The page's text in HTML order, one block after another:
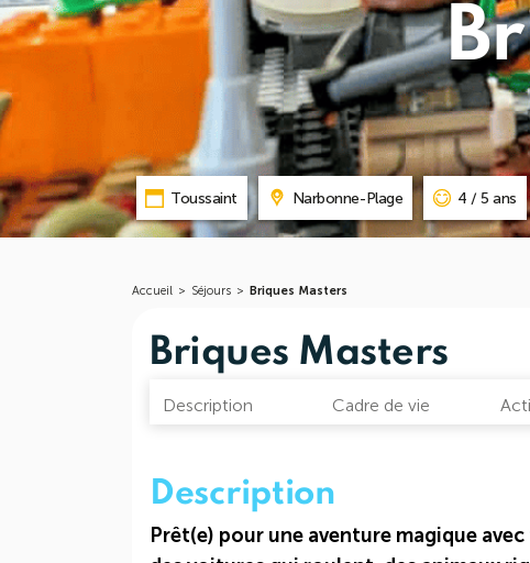
Toussaint Narbonne-Plage 4 / 5 ans
Accueil > Séjours > Briques Masters
Briques Masters
Description Cadre de vie
Description
Prêt(e) pour une aventure magique